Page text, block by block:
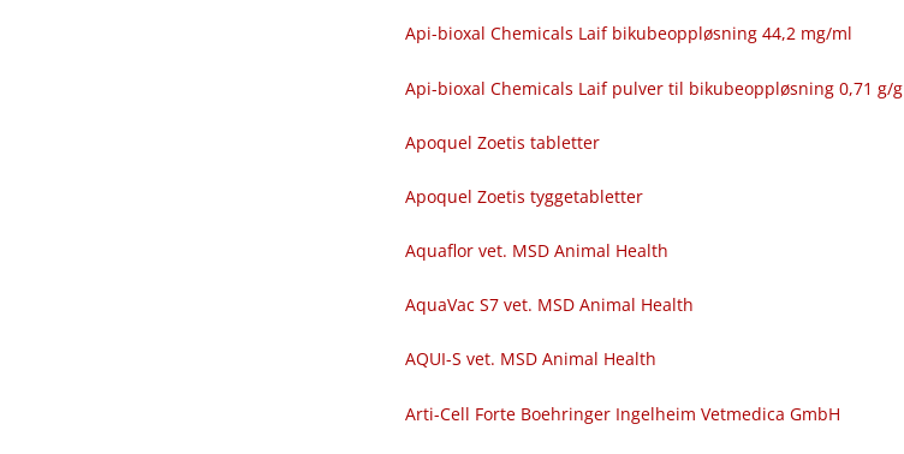
Api-bioxal Chemicals Laif bikubeoppløsning 44,2 mg/ml
Api-bioxal Chemicals Laif pulver til bikubeoppløsning 0,71 g/g
Apoquel Zoetis tabletter
Apoquel Zoetis tyggetabletter
Aquaflor vet. MSD Animal Health
AquaVac S7 vet. MSD Animal Health
AQUI-S vet. MSD Animal Health
Arti-Cell Forte Boehringer Ingelheim Vetmedica GmbH